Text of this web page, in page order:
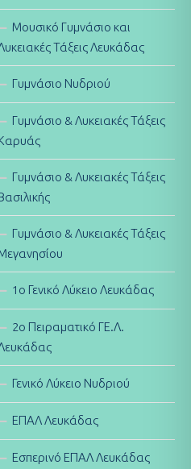
Μουσικό Γυμνάσιο και
Τάξεις Λευκάδας
Γυμνάσιο Νυδριού
Γυμνάσιο & Λυκειακές Τάξεις
Γυμνάσιο & Λυκειακές Τάξεις
Γυμνάσιο & Λυκειακές Τάξεις
1ο Γενικό Λύκειο Λευκάδας
2ο Πειραματικό ΓΕ.Λ.
Γενικό Λύκειο Νυδριού
ΕΠΑΛ Λευκάδας
Εσπερινό ΕΠΑΛ Λευκάδας